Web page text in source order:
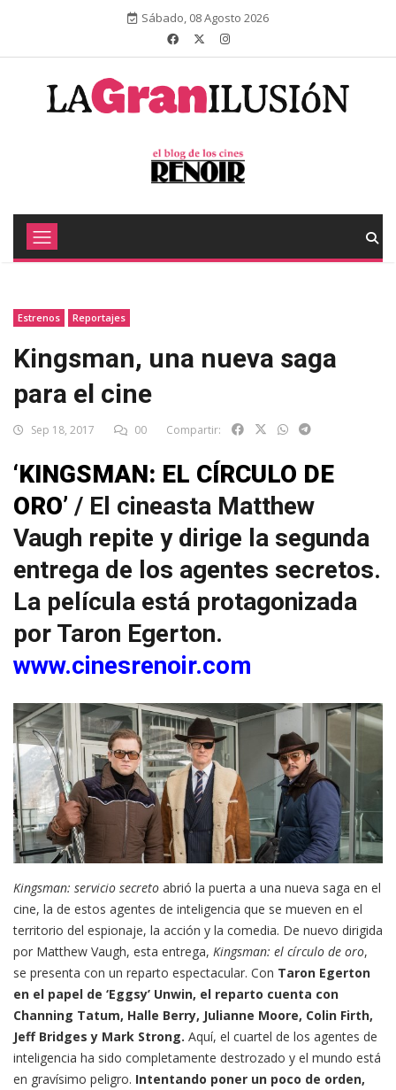
Sábado, 08 Agosto 2026
Estrenos Reportajes
Kingsman, una nueva saga
para el cine
Sep 18, 2017 00 Compartir:
‘KINGSMAN: EL CÍRCULO DE
ORO’ / El cineasta Matthew
Vaugh repite y dirige la segunda
entrega de los agentes secretos.
La película está protagonizada
por Taron Egerton.
www.cinesrenoir.com
Kingsman: servicio secreto abrió la puerta a una nueva saga en el
cine, la de estos agentes de inteligencia que se mueven en el
territorio del espionaje, la acción y la comedia. De nuevo dirigida
por Matthew Vaugh, esta entrega, Kingsman: el círculo de oro,
se presenta con un reparto espectacular. Con Taron Egerton
en el papel de ‘Eggsy’ Unwin, el reparto cuenta con
Channing Tatum, Halle Berry, Julianne Moore, Colin Firth,
Jeff Bridges y Mark Strong. Aquí, el cuartel de los agentes de
inteligencia ha sido completamente destrozado y el mundo está
en gravísimo peligro. Intentando poner un poco de orden,